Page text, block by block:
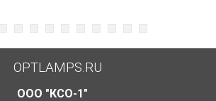
OPTLAMPS.RU
ООО "КСО-1"